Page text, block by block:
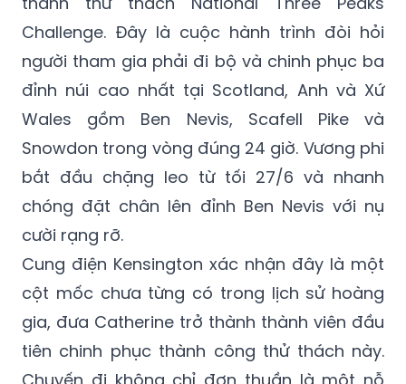
người tham gia phải đi bộ và chinh phục ba
đỉnh núi cao nhất tại Scotland, Anh và Xứ
Wales gồm Ben Nevis, Scafell Pike và
Snowdon trong vòng đúng 24 giờ. Vương phi
bắt đầu chặng leo từ tối 27/6 và nhanh
chóng đặt chân lên đỉnh Ben Nevis với nụ
cười rạng rỡ.
Cung điện Kensington xác nhận đây là một
cột mốc chưa từng có trong lịch sử hoàng
gia, đưa Catherine trở thành thành viên đầu
tiên chinh phục thành công thử thách này.
Chuyến đi không chỉ đơn thuần là một nỗ
lực về thể chất mà còn là cơ hội để cô tìm